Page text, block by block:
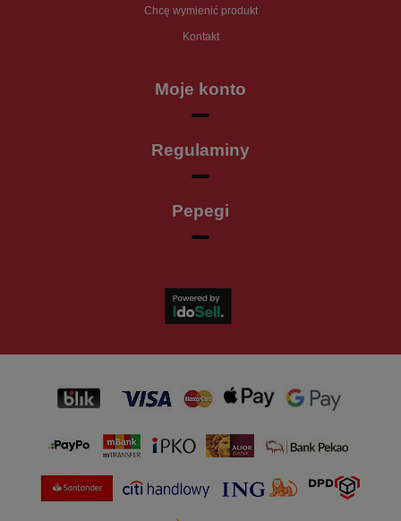
Chcę wymienić produkt
Kontakt
Moje konto
Regulaminy
Pepegi